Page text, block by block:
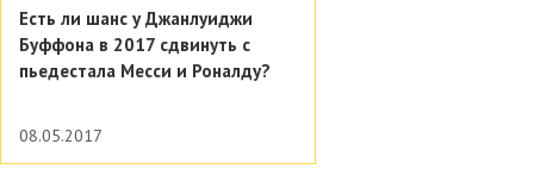
Есть ли шанс у Джанлуиджи
Буффона в 2017 сдвинуть с
пьедестала Месси и Роналду?
08.05.2017